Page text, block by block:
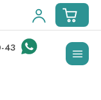
43